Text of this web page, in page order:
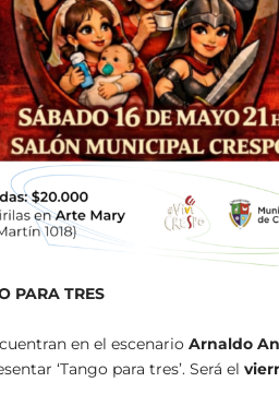
PARA TRES
en el escenarioArnaldo
‘Tango para tres’. Será el